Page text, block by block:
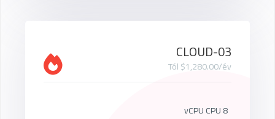
CLOUD-03
Tól $1,280.00/év
8 vCPU CPU